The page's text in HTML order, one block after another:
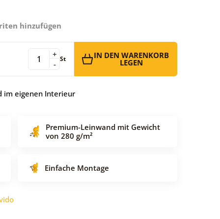
hinzufügen
-
+ St IN DEN WARENKORB
LEGEN
im eigenen Interieur
Premium-Leinwand mit Gewicht
von 280 g/m²
Einfache Montage